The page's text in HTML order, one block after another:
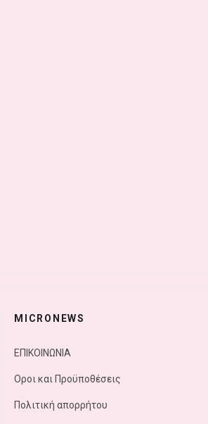
MICRONEWS
ΕΠΙΚΟΙΝΩΝΙΑ
Οροι και Προϋποθέσεις
Πολιτική απορρήτου